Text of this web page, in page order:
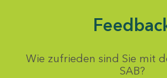
Wie zufrieden sind Sie mit
SAB?